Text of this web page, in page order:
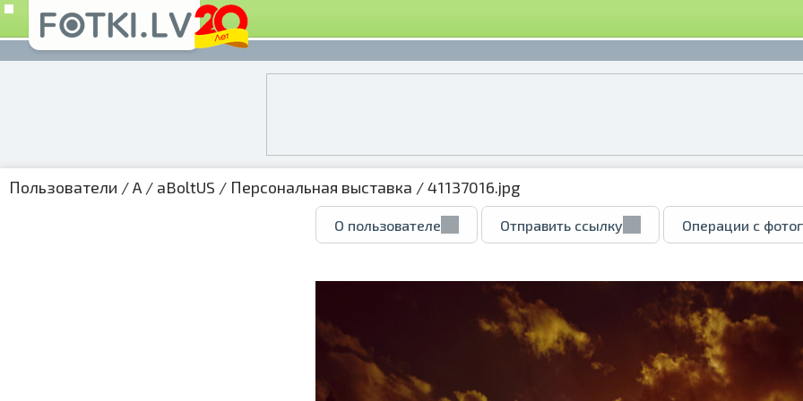
Пользователи /A / aBoltUS / Персональная выставка / 41137016.jpg
О пользователе Отправить ссылку Операции с